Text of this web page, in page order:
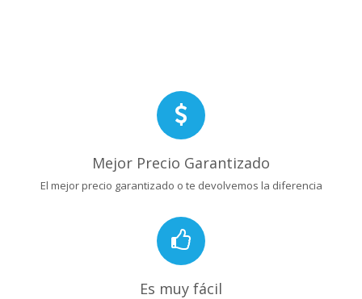
Mejor Precio Garantizado
El mejor precio garantizado o te devolvemos la diferencia
Es muy fácil